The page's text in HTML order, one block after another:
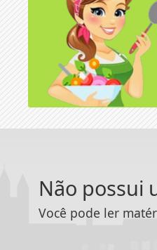
Não possui
Você pode ler